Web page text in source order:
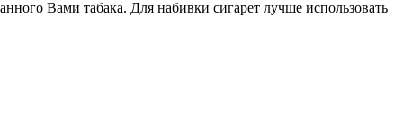
Вами табака. Для набивки сигарет лучше использовать